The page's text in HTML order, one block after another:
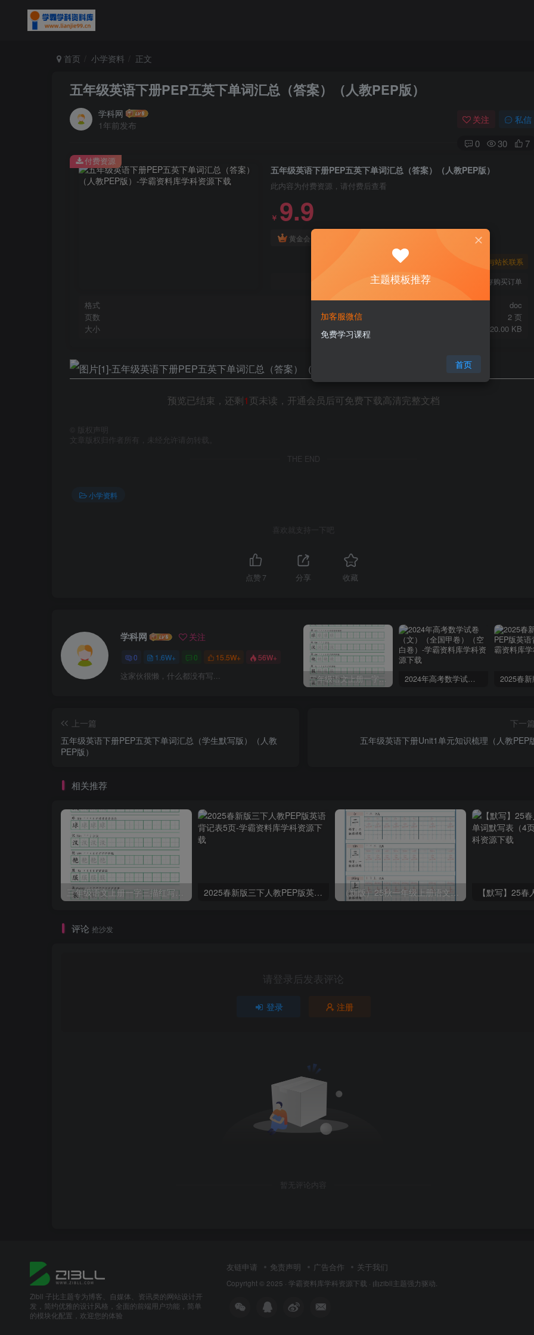
首页 小学资料 正文
五年级英语下册PEP五英下单词汇总（答案）（人教PEP版）
学科网
1年前发布
关注 私信
0 30 7
五年级英语下册PEP五英下单词汇总（答案）（人教PEP版）
此内容为付费资源，请付费后查看
￥ 9.9
黄金会员
暂时无法购买，请与站长联系
您当前未登录！建议登陆后购买，可保存购买订单
格式
doc
页数
2 页
大小
20.00 KB
付费资源
预览已结束，还剩1页未读，开通会员后可免费下载高清完整文档
版权声明
文章版权归作者所有，未经允许请勿转载。
THE END
小学资料
喜欢就支持一下吧
点赞 7 分享 收藏
学科网 关注
0 1.6W+ 0 15.5W+ 56W+
这家伙很懒，什么都没有写... 三年级语文上册一字三描红写字表字帖 2024年高考数学试卷（文）（全国甲卷）（空白卷）
上一篇
五年级英语下册PEP五英下单词汇总（学生默写版）（人教
PEP版）
下一篇
五年级英语下册Unit1单元知识梳理（人教PEP
相关推荐
三年级语文上册一字三描红写字表字帖 2025春新版三下人教PEP版英语背记表5页 （新版）25秋一年级上册语文生字字帖（100字）
评论 抢沙发
请登录后发表评论
登录 注册
暂无评论内容
Zibll 子比主题专为博客、自媒体、资讯类的网站设计开
发，简约优雅的设计风格，全面的前端用户功能，简单
的模块化配置，欢迎您的体验
友链申请 免责声明 广告合作 关于我们
Copyright © 2025 · 学霸资料库学科资源下载 · 由zibll主题强力驱动.
主题模板推荐
加客服微信
免费学习课程
首页